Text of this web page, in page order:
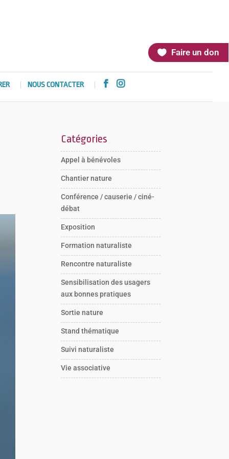
Faire un don
NOUS CONTACTER  
Catégories
Appel à bénévoles
Chantier nature
Conférence / causerie / ciné-
débat
Exposition
Formation naturaliste
Rencontre naturaliste
Sensibilisation des usagers
aux bonnes pratiques
Sortie nature
Stand thématique
Suivi naturaliste
Vie associative